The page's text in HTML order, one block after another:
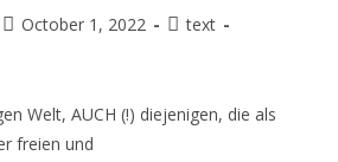
October 1, 2022
text
Welt, AUCH (!) diejenigen, die als
freien und